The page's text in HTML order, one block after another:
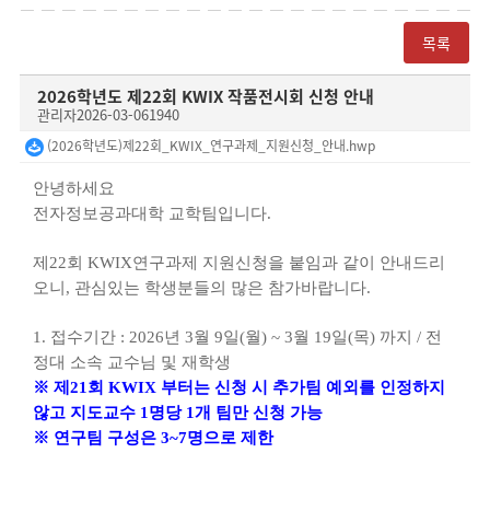
목록
2026학년도 제22회 KWIX 작품전시회 신청 안내
관리자2026-03-061940
(2026학년도)제22회_KWIX_연구과제_지원신청_안내.hwp
안녕하세요
전자정보공과대학 교학팀입니다.
제 22회 KWIX연구과제 지원신청을 붙임과 같이 안내드리
오니 , 관심있는 학생분들의 많은 참가바랍니다.
1. 접수기간 : 2026년 3월 9일(월) ~ 3월 19일(목) 까지 / 전
정대 소속 교수님 및 재학생
※ 제 21회 KWIX 부터는 신청 시 추가팀 예외를 인정하지
않고 지도교수 1명당 1개 팀만 신청 가능
※ 연구팀 구성은 3~7명으로 제한